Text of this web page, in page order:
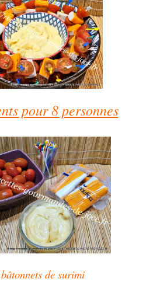
pour 8 personnes
de surimi